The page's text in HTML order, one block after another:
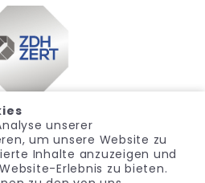
unserer
um unsere Website zu
Inhalte anzuzeigen und
Erlebnis zu bieten.